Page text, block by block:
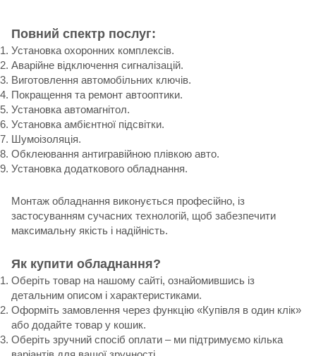
Повний спектр послуг:
Установка охоронних комплексів.
Аварійне відключення сигналізацій.
Виготовлення автомобільних ключів.
Покращення та ремонт автооптики.
Установка автомагнітол.
Установка амбієнтної підсвітки.
Шумоізоляція.
Обклеювання антигравійною плівкою авто.
Установка додаткового обладнання.
Монтаж обладнання виконується професійно, із
застосуванням сучасних технологій, щоб забезпечити
максимальну якість і надійність.
Як купити обладнання?
Оберіть товар на нашому сайті, ознайомившись із
детальним описом і характеристиками.
Оформіть замовлення через функцію «Купівля в один клік»
або додайте товар у кошик.
Оберіть зручний спосіб оплати – ми підтримуємо кілька